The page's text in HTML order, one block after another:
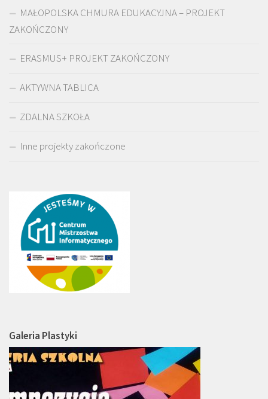
MAŁOPOLSKA CHMURA EDUKACYJNA – PROJEKT
ZAKOŃCZONY
ERASMUS+ PROJEKT ZAKOŃCZONY
AKTYWNA TABLICA
ZDALNA SZKOŁA
Inne projekty zakończone
Galeria Plastyki